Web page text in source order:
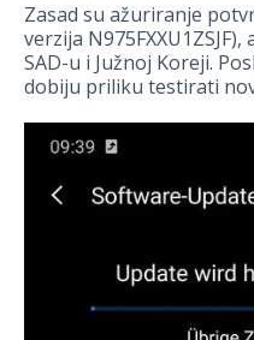
Zasad su ažuriranje
verzija
SAD-u i Južnoj Koreji.
dobiju priliku testirati